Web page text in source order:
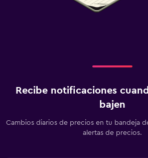
Recibe notificaciones
bajen
Cambios diarios de precios en tu bandeja
alertas de precios.